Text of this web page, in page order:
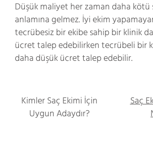
Düşük maliyet her zaman daha kötü
anlamına gelmez. İyi ekim
tecrübesiz bir ekibe sahip bir klinik
ücret talep edebilirken tecrübeli bir
daha düşük ücret talep edebilir.
Kimler Saç Ekimi İçin
Uygun Adaydır?
Saç